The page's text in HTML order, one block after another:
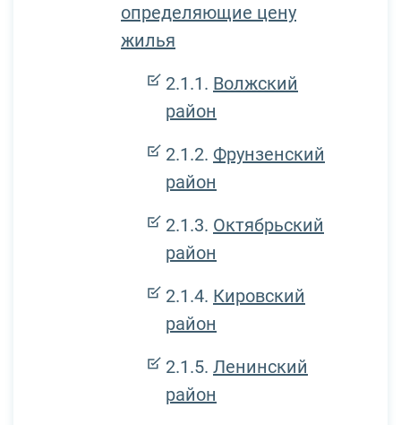
определяющие цену
жилья
Волжский
район
Фрунзенский
район
Октябрьский
район
Кировский
район
Ленинский
район